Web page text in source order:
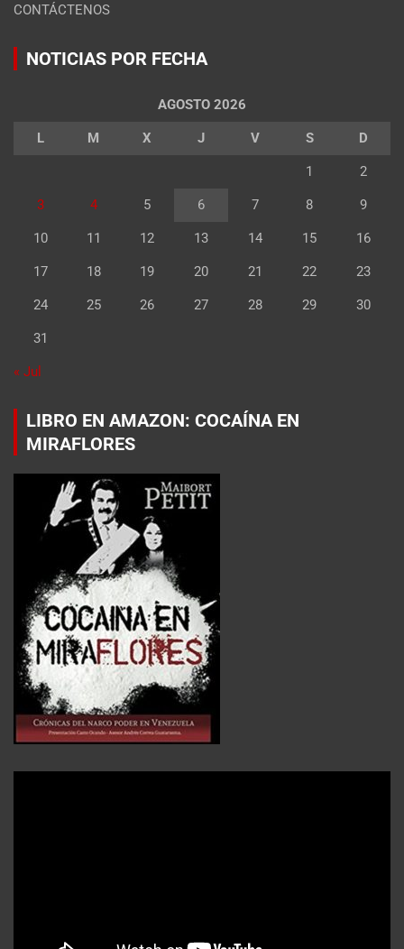
CONTÁCTENOS
NOTICIAS POR FECHA
AGOSTO 2026
L M X J V S D
1 2
3 4 5 6 7 8 9
10 11 12 13 14 15 16
17 18 19 20 21 22 23
24 25 26 27 28 29 30
31
« Jul
LIBRO EN AMAZON: COCAÍNA EN
MIRAFLORES